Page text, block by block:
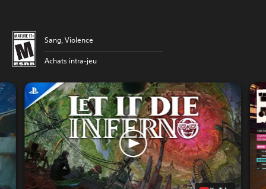
Sang, Violence
Achats intra-jeu